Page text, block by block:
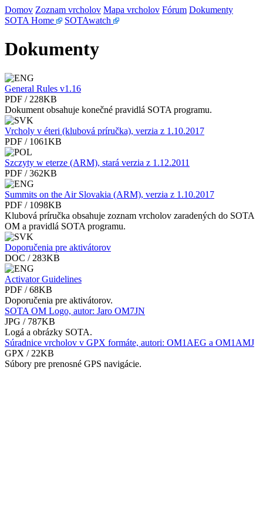
Domov Zoznam vrcholov Mapa vrcholov Fórum Dokumenty
SOTA Home
SOTAwatch
Dokumenty
General Rules v1.16
PDF / 228KB
Dokument obsahuje konečné pravidlá SOTA programu.
Vrcholy v éteri (klubová príručka), verzia z 1.10.2017
PDF / 1061KB
Szczyty w eterze (ARM), stará verzia z 1.12.2011
PDF / 362KB
Summits on the Air Slovakia (ARM), verzia z 1.10.2017
PDF / 1098KB
Klubová príručka obsahuje zoznam vrcholov zaradených do SOTA
OM a pravidlá SOTA programu.
Doporučenia pre aktivátorov
DOC / 283KB
Activator Guidelines
PDF / 68KB
Doporučenia pre aktivátorov.
SOTA OM Logo, autor: Jaro OM7JN
JPG / 787KB
Logá a obrázky SOTA.
Súradnice vrcholov v GPX formáte, autori: OM1AEG a OM1AMJ
GPX / 22KB
Súbory pre prenosné GPS navigácie.